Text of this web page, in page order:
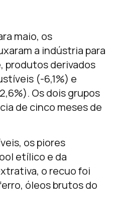
maio, os
a indústria para
produtos derivados
(-6,1%) e
Os dois grupos
de cinco meses de
os piores
etílico e da
o recuo foi
óleos brutos do